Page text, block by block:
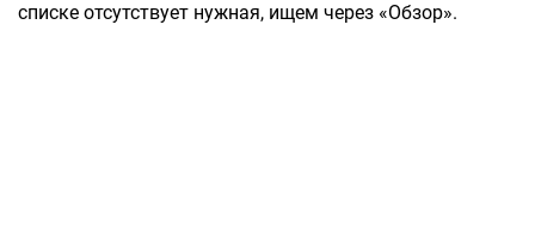
списке отсутствует нужная, ищем через «Обзор».